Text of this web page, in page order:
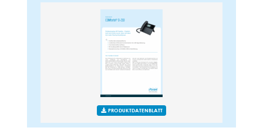
PRODUKTDATENBLATT